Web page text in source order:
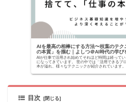
AIを最高の相棒にする方法〜枝葉のテク
の本質」を掴む｜よしつ＠AI時代の学び
AIが仕事で活用され始めてそれほど時間は経って
になってきています。 世の中では「活用できるプ
本が溢れ、様々なテクニックが紹介されています
目次